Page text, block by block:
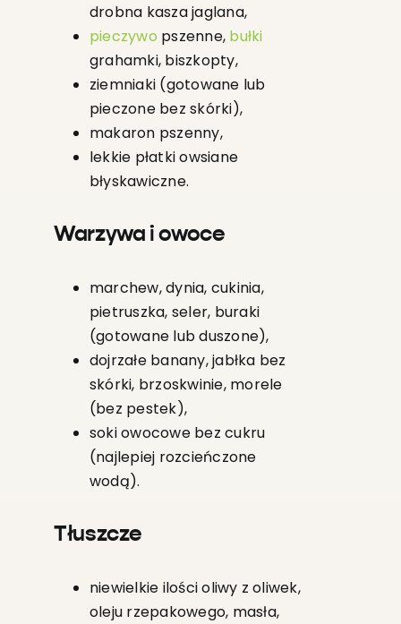
drobna kasza jaglana,
pieczywo pszenne, bułki
grahamki, biszkopty,
ziemniaki (gotowane lub
pieczone bez skórki),
makaron pszenny,
lekkie płatki owsiane
błyskawiczne.
Warzywa i owoce
marchew, dynia, cukinia,
pietruszka, seler, buraki
(gotowane lub duszone),
dojrzałe banany, jabłka bez
skórki, brzoskwinie, morele
(bez pestek),
soki owocowe bez cukru
(najlepiej rozcieńczone
wodą).
Tłuszcze
niewielkie ilości oliwy z oliwek,
oleju rzepakowego, masła,